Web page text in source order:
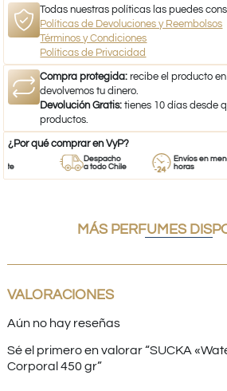
Todas nuestras políticas las puedes
Políticas de Devoluciones y Reembolsos
Términos y Condiciones
Políticas de Privacidad
Compra protegida: recibe el producto
devolvemos tu dinero.
Devolución Gratis: tienes 10 días desde
productos.
¿Por qué comprar en VyP?
Despacho
a todo Chile
Envíos en menos
horas
MÁS PERFUMES
VALORACIONES
Aún no hay reseñas
Sé el primero en valorar “SUCKA
Corporal 450 gr”